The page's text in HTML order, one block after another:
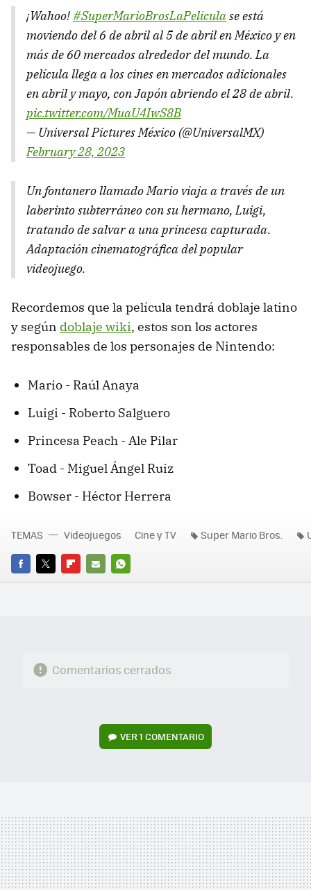
¡Wahoo!#SuperMarioBrosLaPeliculase está
moviendo del 6 de abril al 5 de abril en México y en
más de 60 mercados alrededor del mundo. La
película llega a los cines en mercados adicionales
en abril y mayo, con Japón abriendo el 28 de abril.
pic.twitter.com/MuaU4IwS8B
— Universal Pictures México (@UniversalMX)
February 28, 2023
Un fontanero llamado Mario viaja a través de un
laberinto subterráneo con su hermano, Luigi,
tratando de salvar a una princesa capturada.
Adaptación cinematográfica del popular
videojuego.
Recordemos que la película tendrá doblaje latino
y según doblaje wiki, estos son los actores
responsables de los personajes de Nintendo:
Mario - Raúl Anaya
Luigi - Roberto Salguero
Princesa Peach - Ale Pilar
Toad - Miguel Ángel Ruiz
Bowser - Héctor Herrera
FACEBOOK
TWITTERFLIPBOARD
E-
WHATSAPP
TEMAS Videojuegos Cine y TV Super Mario Bros.
Comentarios cerrados
VER1 COMENTARIO